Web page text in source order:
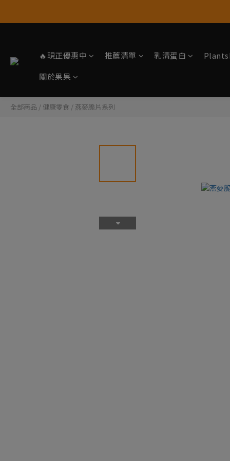
🔥現正優惠中 推薦清單 乳清蛋白
關於果果
全部商品 / 健康零食 / 燕麥脆片系列